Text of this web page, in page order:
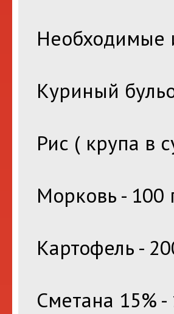
Необходимые
Куриный
Рис ( крупа в
Морковь - 100
Картофель -
Сметана 15% -